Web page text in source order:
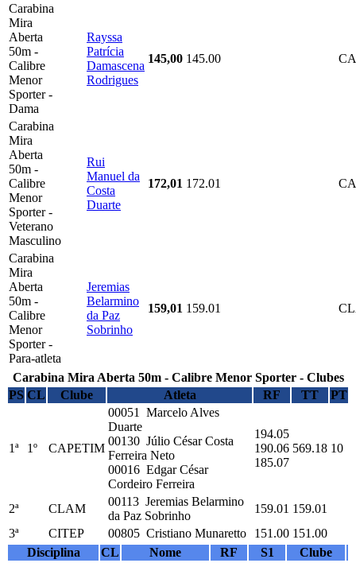
Carabina
Mira
Aberta
50m -
Calibre
Menor
Sporter -
Dama
Rayssa
Patrícia
Damascena
Rodrigues
145,00 145.00
Carabina
Mira
Aberta
50m -
Calibre
Menor
Sporter -
Veterano
Masculino
Rui
Manuel da
Costa
Duarte
172,01 172.01
Carabina
Mira
Aberta
50m -
Calibre
Menor
Sporter -
Para-atleta
Jeremias
Belarmino
da Paz
Sobrinho
159,01 159.01
Carabina Mira Aberta 50m - Calibre Menor Sporter - Clubes
PS CL Clube Atleta RF TT PT
1ª 1º CAPETIM
00051 Marcelo Alves
Duarte
00130 Júlio César Costa
Ferreira Neto
00016 Edgar César
Cordeiro Ferreira
194.05
190.06
185.07
569.18 10
2ª CLAM
00113 Jeremias Belarmino
da Paz Sobrinho
159.01 159.01
3ª
CITEP 00805 Cristiano Munaretto 151.00 151.00
Disciplina
CL Nome RF S1
Clube